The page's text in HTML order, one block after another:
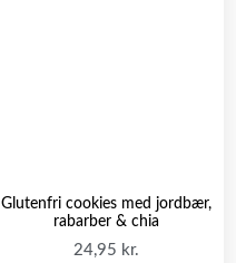
Glutenfri cookies med jordbær,
rabarber & chia
24,95 kr.